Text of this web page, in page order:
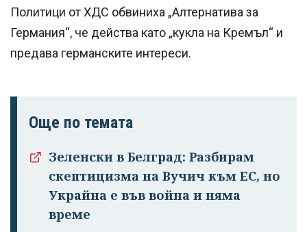
Политици от ХДС обвиниха „Алтернатива за
Германия“, че действа като „кукла на Кремъл“ и
предава германските интереси.
Още по темата
Зеленски в Белград: Разбирам
скептицизма на Вучич към ЕС, но
Украйна е във война и няма
време